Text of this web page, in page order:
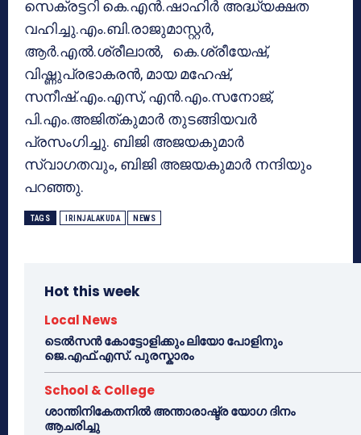
സെക്രട്ടറി കെ.എന്‍.ഷാഹിര്‍ അദ്ധ്യക്ഷത
വഹിച്ചു.എം.ബി.രാജുമാസ്റ്റര്‍,
ആര്‍.എല്‍.ശ്രീലാല്‍, കെ.ശ്രീയേഷ്,
വിഷ്ണുപ്രഭാകരന്‍, മായ മഹേഷ്,
സനീഷ്.എം.എസ്, എന്‍.എം.സനോജ്,
പി.എം.അജിത്കുമാര്‍ തുടങ്ങിയവര്‍
പ്രസംഗിച്ചു. ബിജി അജയകുമാര്‍
സ്വാഗതവും, ബിജി അജയകുമാര്‍ നന്ദിയും
പറഞ്ഞു.
TAGS IRINJALAKUDA NEWS
Hot this week
Local News
ടെൽസൻ കോട്ടോളിക്കും ലിയോ പോളിനും
ജെ.എഫ്.എസ്. പുരസ്കാരം
School & College
ശാന്തിനികേതനിൽ അന്താരാഷ്ട്ര യോഗ ദിനം
ആചരിച്ചു